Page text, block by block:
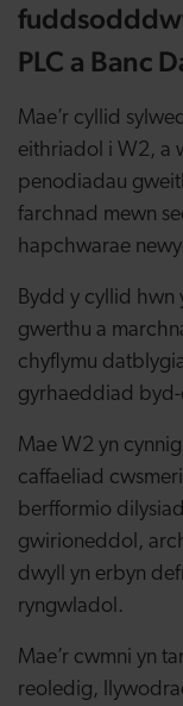
PLC a Banc
Mae’r cyllid
eithriadol i W2, a
penodiadau
farchnad mewn
hapchwarae
Bydd y cyllid hwn
gwerthu a
chyflymu
gyrhaeddiad byd-
Mae W2 yn
caffaeliad
berfformio
gwirioneddol,
dwyll yn erbyn
ryngwladol.
Mae’r cwmni yn
reoledig,